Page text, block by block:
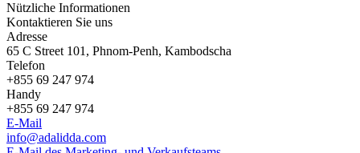
Nützliche Informationen
Kontaktieren Sie uns
Adresse
65 C Street 101, Phnom-Penh, Kambodscha
Telefon
+855 69 247 974
Handy
+855 69 247 974
E-Mail
info@adalidda.com